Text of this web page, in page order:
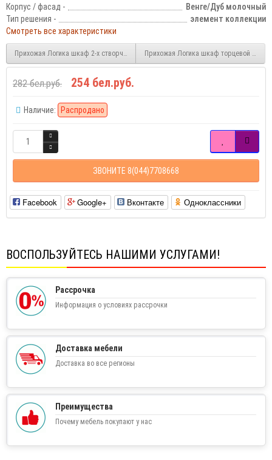
Корпус / фасад -
Венге/Дуб молочный
Тип решения -
элемент коллекции
Смотреть все характеристики
Прихожая Логика шкаф 2-х створчатый Прихожая Логика шкаф торцевой левый
282 бел.руб. 254 бел.руб.
Наличие: Распродано
ЗВОНИТЕ 8(044)7708668
Facebook Google+ Вконтакте Одноклассники
ВОСПОЛЬЗУЙТЕСЬ НАШИМИ УСЛУГАМИ!
Рассрочка
Информация о условиях рассрочки
Доставка мебели
Доставка во все регионы
Преимущества
Почему мебель покупают у нас